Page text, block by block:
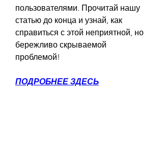
пользователями. Прочитай нашу
статью до конца и узнай, как
справиться с этой неприятной, но
бережливо скрываемой
проблемой!
ПОДРОБНЕЕ ЗДЕСЬ